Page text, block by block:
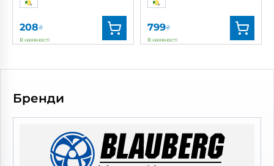
208₴
В наявності
Артикул:
0000219431
799₴
В наявності
Артикул: 0687826756
Бренди